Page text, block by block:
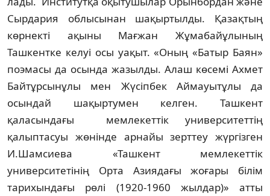
Сырдария облысынан шақыртылды. Қазақтың
көрнекті ақыны Мағжан Жұмабай­ұлының
Ташкентке келуі осы уақыт. «Оның «Батыр Баян»
поэмасы да осында жазылды. Алаш көсемі Ахмет
Байтұрсынұлы мен Жүс­іп­бек Аймауытұлы да
осындай шақыртумен келген. Ташкент
қаласындағы мемлекеттік университеттің
қалыптасуы жөнінде арнайы зерттеу жүргізген
И.Шамсиева «Ташкент мемлекеттік
университетінің Орта Азиядағы жоғары білім
тарихындағы рөлі (1920-1960 жылдар)» атты